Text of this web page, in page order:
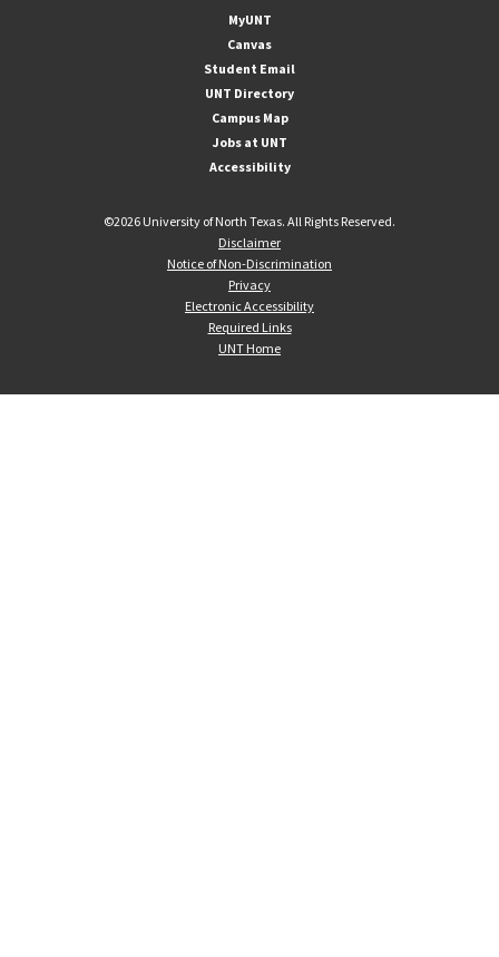
MyUNT
Canvas
Student Email
UNT Directory
Campus Map
Jobs at UNT
Accessibility
©2026 University of North Texas. All Rights Reserved.
Disclaimer
Notice of Non-Discrimination
Privacy
Electronic Accessibility
Required Links
UNT Home